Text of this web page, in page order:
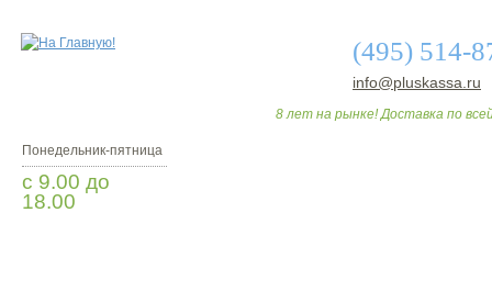
(495) 514-
info@pluskassa.ru
8 лет на рынке! Доставка по
Понедельник-пятница
с 9.00 до
18.00